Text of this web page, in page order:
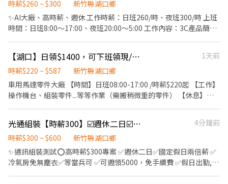
團康活動。 3. 不定期餐會及節慶活動。 4. 春酒狂歡聚會+抽獎。 5.
做清潔但不想清自己家，夥伴下單折扣。 6. 辦公室設置有沙發床的
休息室。 7. 每季舉辦服務品質競賽，提供不定額獎金。 8. 不定期免
費線上/實體心理成長課程。 9. 跨領域心理成長講師課程津貼。
【升遷介紹】 1. 新人考核、職人稽核，稽核為公平及公正的內部升
遷管道。 2. 家適員→職人→高階職人→導師 ↘️整理
師→導師 【教育訓練】 免收費完整教育訓練系統，高階職人提
供教育訓練費用補助。
8:00~17:00 (需配合加班最晚到21:00) ☄薪資: 223/H (若配合加班一
天平日2939，假日4914)(另有全勤獎金1000) ☄休假制度 : 周休二日
(周六需配合加班) ☄用餐說明: 提供免費午餐(便當)，晚餐自理
便，加入立馬預約➜ @084hirvg❤
═══════════════════════════ ►可
按連結填寫線上履歷優先推薦安排 https://reurl.cc/lzaLaq ►請按
連結加入官方聯繫後續 https://lin.ee/m2DtYDy 歡迎加聯繫~找琳
恩 截圖+【姓名電話】→優先安排
時薪$260 ~ $300
新竹縣湖口鄉
✨AI大廠、高時薪、週休 工作時薪：日班260/時、夜班300/時 上班
時間：日班8:00～17:00、夜班20:00～5:00 工作內容：3C產品簡易
設7-11、餐廳、水果部及其他駐廠店家 法定項目：勞健保、 6%勞
退、 團保 福利制度：週預支免手續費、三盈專屬百家特約商店 有興
趣想詢問/應徵者 撥打0982-357-308或加好友@871vhppq詢問回
覆最快(三盈王小姐😉)
【湖口】日領$1400，可下班領現/免費供餐/六日休假
1天前
時薪$220 ~ $587
新竹縣湖口鄉
車用馬達零件大廠 【時間】日班08:00-17:00 /時薪$220起 【工作】
操作機台、組裝零件...等等作業（需搬稍微重的零件） 【休息】用
0963727678 可直接搜電話+賴，截圖詢問職缺唷! #日周領需求可提
供，請洽姜小姐詢問細節唷!
光通組裝【時薪300】☑️週休二日☑️日班廠車☑️可週領☑️假日津貼☑️夜校生可
4分鐘前
時薪$300 ~ $600
新竹縣湖口鄉
✨通訊組裝測試⭕️高時薪$300專案 ✅週休二日✅國定假日兩倍薪 ✅
冷氣房免無塵衣✅等當兵可 ✅可週領5000，免手續費 ✅假日出勤,交